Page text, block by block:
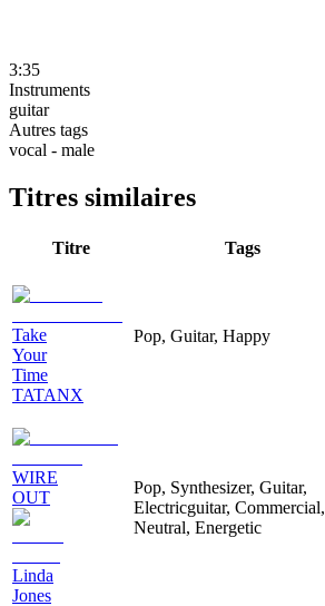
3:35
Instruments
guitar
Autres tags
vocal - male
Titres similaires
Titre Tags
Take
Your
Time
TATANX
Pop, Guitar, Happy
WIRE
OUT
Linda
Jones
Pop, Synthesizer, Guitar,
Electricguitar, Commercial,
Neutral, Energetic